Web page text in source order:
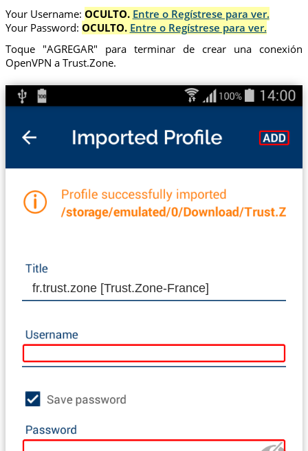
Your Username: OCULTO. Entre o Regístrese para ver.
Your Password: OCULTO. Entre o Regístrese para ver.
Toque "AGREGAR" para terminar de crear una conexión
OpenVPN a Trust.Zone.
fr.trust.zone [Trust.Zone-France]